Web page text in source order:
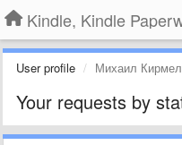
User profile Михаил
Your requests by